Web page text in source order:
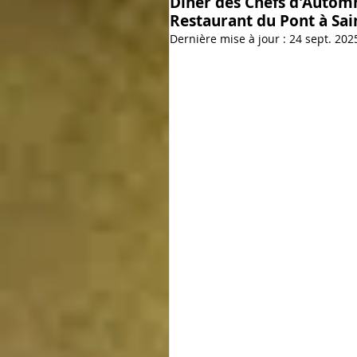
Recette de Chef Recette
Restaurant du Pont à
Dernière mise à jour : 24 sept.